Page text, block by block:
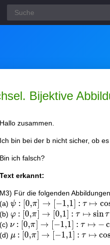
Bijektive
Hallo zusammen.
Ich bin bei der b nicht sicher, ob
Bin ich falsch?
Text erkannt:
M3) Für die folgenden
(a) \psi:[0, \pi]
\rightarrow[-1,1]:
\tau \mapsto
\cos \tau
ψ : 0,π → −1,1 : τ ↦ co
(b) \varphi:[0, \pi]
\rightarrow[0,1]:
\tau \mapsto
φ : 0,π → [0,1 : τ ↦ sinτ
(c) \nu:[0, \pi]
\rightarrow[-1,1]:
ν : [0,π → −1,1 : τ ↦ − c
(d) \mu:[0, \pi]
μ : 0,π → −1,1 : τ ↦ cos